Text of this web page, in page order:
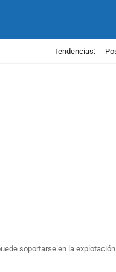
Tendencias:
soportarse en la